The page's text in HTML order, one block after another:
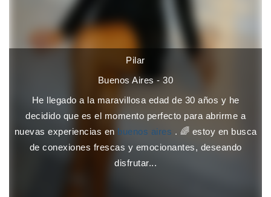
Pilar
Buenos Aires - 30
He llegado a la maravillosa edad de 30 años y he
decidido que es el momento perfecto para abrirme a
nuevas experiencias en buenos aires . 🌈 estoy en busca
de conexiones frescas y emocionantes, deseando
disfrutar...